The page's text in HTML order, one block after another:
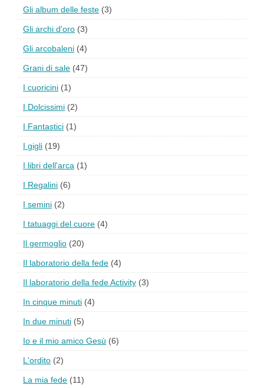
Gli album delle feste (3)
Gli archi d'oro (3)
Gli arcobaleni (4)
Grani di sale (47)
I cuoricini (1)
I Dolcissimi (2)
I Fantastici (1)
I gigli (19)
I libri dell'arca (1)
I Regalini (6)
I semini (2)
I tatuaggi del cuore (4)
Il germoglio (20)
Il laboratorio della fede (4)
Il laboratorio della fede Activity (3)
In cinque minuti (4)
In due minuti (5)
Io e il mio amico Gesù (6)
L'ordito (2)
La mia fede (11)